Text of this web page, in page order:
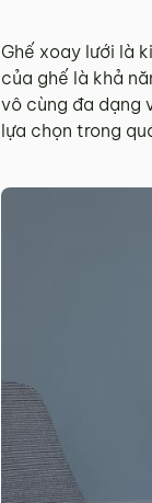
Ghế xoay lưới là
của ghế là khả
vô cùng đa dạng
lựa chọn trong